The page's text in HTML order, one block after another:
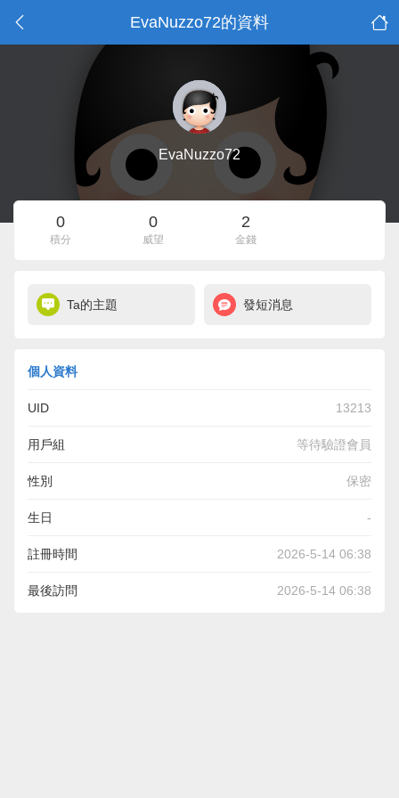
EvaNuzzo72的資料
EvaNuzzo72
0
積分
0
威望
2
金錢
Ta的主題 發短消息
個人資料
UID 13213
用戶組 等待驗證會員
性別 保密
生日 -
註冊時間 2026-5-14 06:38
最後訪問 2026-5-14 06:38